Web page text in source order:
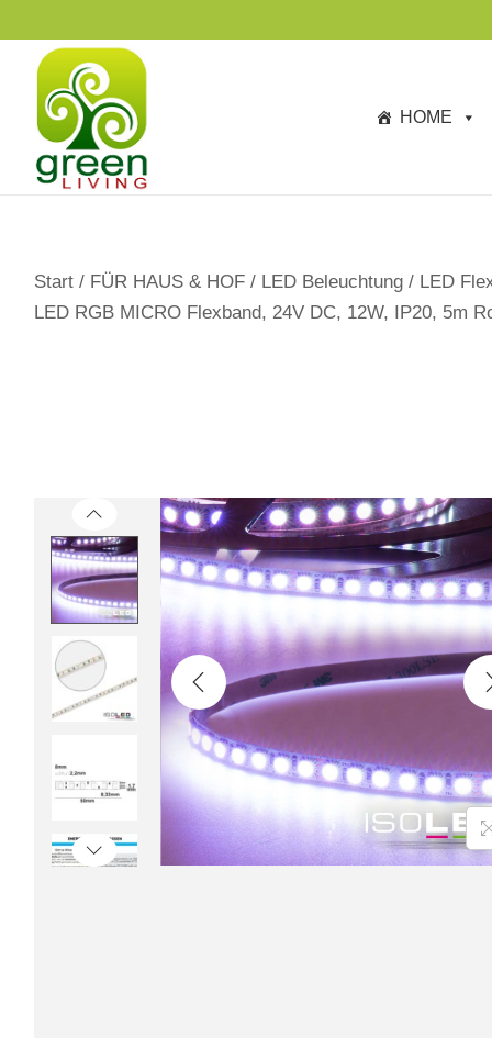
p
HOME
Start / FÜR HAUS & HOF / LED Beleuchtung / LED
LED RGB MICRO Flexband, 24V DC, 12W, IP20, 5m